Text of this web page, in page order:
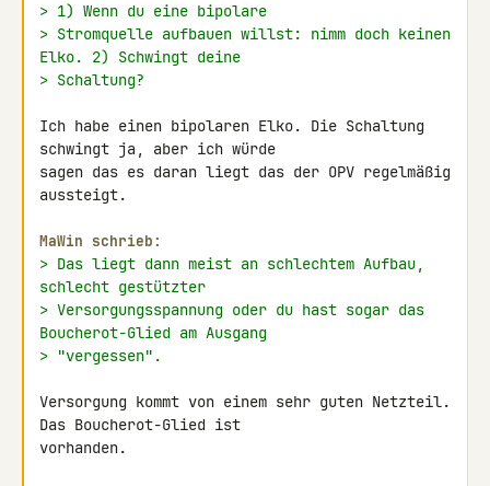
> 1) Wenn du eine bipolare
> Stromquelle aufbauen willst: nimm doch keinen
Elko. 2) Schwingt deine
> Schaltung?
Ich habe einen bipolaren Elko. Die Schaltung
schwingt ja, aber ich würde
sagen das es daran liegt das der OPV regelmäßig
aussteigt.
MaWin schrieb:
> Das liegt dann meist an schlechtem Aufbau,
schlecht gestützter
> Versorgungsspannung oder du hast sogar das
Boucherot-Glied am Ausgang
> "vergessen".
Versorgung kommt von einem sehr guten Netzteil.
Das Boucherot-Glied ist
vorhanden.